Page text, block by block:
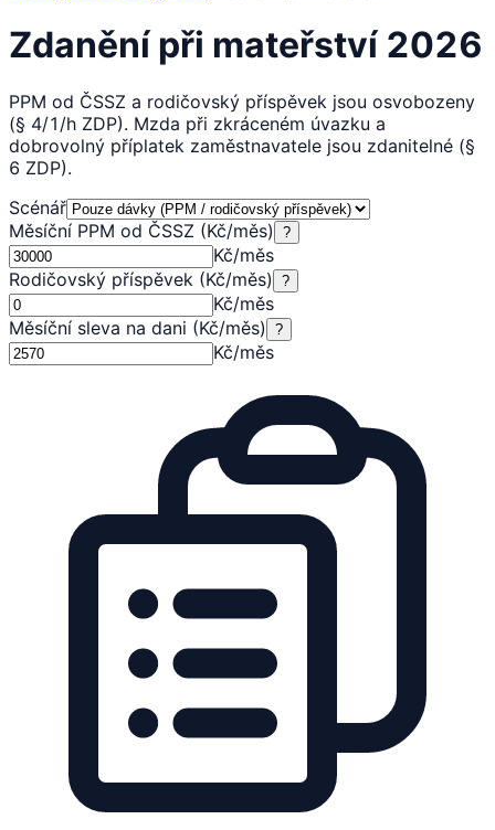
Zdanění při mateřství 2026
PPM od ČSSZ a rodičovský příspěvek jsou osvobozeny
(§ 4/1/h ZDP). Mzda při zkráceném úvazku a
dobrovolný příplatek zaměstnavatele jsou zdanitelné (§
6 ZDP).
Scénář
Měsíční PPM od ČSSZ (Kč/měs)
?
Kč/měs
Rodičovský příspěvek (Kč/měs)
?
Kč/měs
Měsíční sleva na dani (Kč/měs)
?
Kč/měs